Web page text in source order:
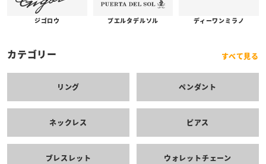
ジゴロウ プエルタデルソル ディーワンミラノ
カテゴリー すべて見る
リング ペンダント
ネックレス ピアス
ブレスレット ウォレットチェーン